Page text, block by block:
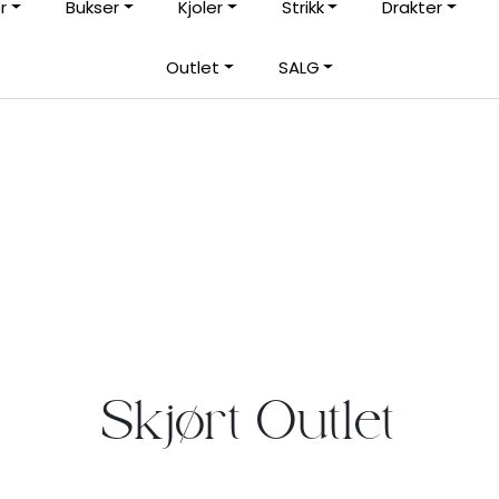
Rask levering med DHL eller Bring
Bukser Kjoler Strikk Drakter
Outlet SALG